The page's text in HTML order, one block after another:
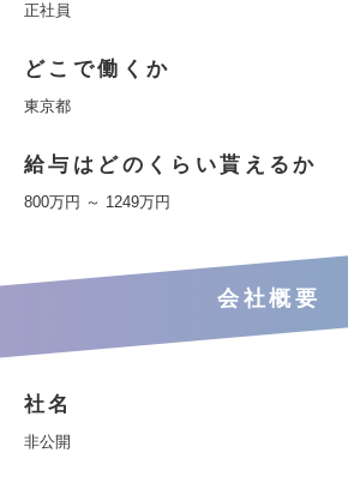
正社員
どこで働くか
東京都
給与はどのくらい貰えるか
800万円 ～ 1249万円
会社概要
社名
非公開